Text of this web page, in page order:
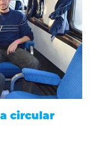
circular